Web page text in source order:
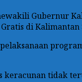
Gubernur
di Kalimantan
keracunan tidak